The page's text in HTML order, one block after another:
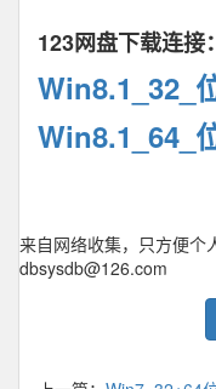
123网盘下载连接：
Win8.1_32_
Win8.1_64_
来自网络收集，只方便个
dbsysdb@126.com